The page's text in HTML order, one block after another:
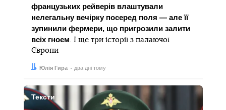
французьких рейверів влаштували
нелегальну вечірку посеред поля — але її
зупинили фермери, що пригрозили залити
всіх гноєм . І ще три історії з палаючої
Європи
Автор:
Юлія Гира
Дата: два дні тому
Тексти